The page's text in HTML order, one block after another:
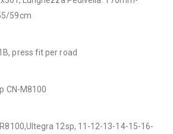
59cm
press fit per road
CN-M8100
12sp, 11-12-13-14-15-16-